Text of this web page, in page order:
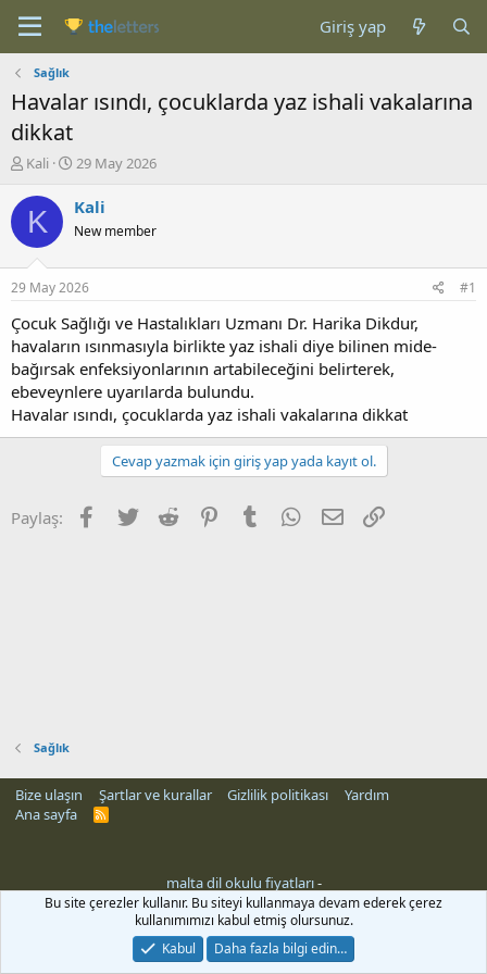
Giriş yap
Sağlık
Havalar ısındı, çocuklarda yaz ishali vakalarına
dikkat
K
n
b
u
u
b
a
l
a
t
a
n
Kali
B
ş
a
g
ı
ç
t
a
r
i
h
i
29 May 2026
K Kali
New member
29 May 2026 #1
Çocuk Sağlığı ve Hastalıkları Uzmanı Dr. Harika Dikdur,
havaların ısınmasıyla birlikte yaz ishali diye bilinen mide-
bağırsak enfeksiyonlarının artabileceğini belirterek,
ebeveynlere uyarılarda bulundu.
Havalar ısındı, çocuklarda yaz ishali vakalarına dikkat
Cevap yazmak için giriş yap yada kayıt ol.
Paylaş: Facebook
Twitter Reddit PinterestTumblr WhatsApp
E-posta
Sağlık
Bize ulaşın Şartlar ve kurallar Gizlilik politikası
Yardım
Ana sayfa
R
malta dil okulu fiyatları-
Bu site çerezler kullanır. Bu siteyi kullanmaya devam ederek çerez
kullanımımızı kabul etmiş olursunuz.
Kabul
Daha fazla bilgi edin…